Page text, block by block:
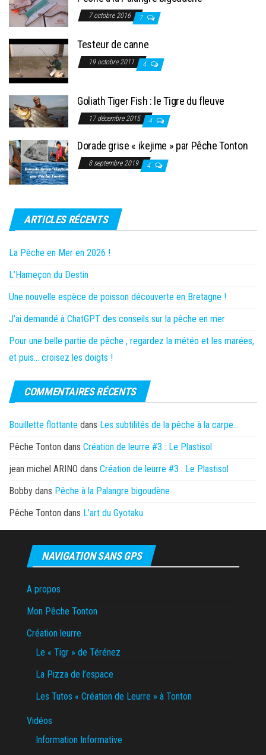
7 octobre 2016 7
Testeur de canne
19 octobre 2011 4
Goliath Tiger Fish : le Tigre du fleuve
17 décembre 2015 4
Dorade grise « ikejime » par Pêche Tonton
8 septembre 2019 4
ARTICLES RÉCENTS
La Pêche en Mer en 2026 !
L’Hameçon du Destin
Une nouvelle espèce de poisson découverte en Bretagne !
J’ai demandé à ChatGPT des conseils sur la pêche en mer
Pour une belle partie de pêche , regardez la météo et les marées,
et puis… croisez les doigts !
COMMENTAIRES RÉCENTS
Bouillette flottante dans Les subtilités de la pêche à la carpe…
Pêche Tonton dans Création de leurre #3 : Le Plastisol
jean michel ARINO dans Création de leurre #3 : Le Plastisol
Bobby dans Pêche à la Palangre bigoudène
Pêche Tonton dans L’art du Gyotaku
NAVIGATION SANS GPS
A propos
Mon Pêche Tonton
Création leurre
Le « Tigr » de Térénez
La Pizza de l’espace
Les Tutos « Création de Leurre » à Tonton
Vidéos
Information Informative